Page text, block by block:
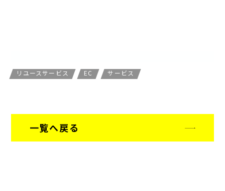
リユースサービス EC サービス
一覧へ戻る